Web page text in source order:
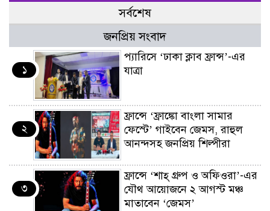
সর্বশেষ
জনপ্রিয় সংবাদ
১
প্যারিসে ‘ঢাকা ক্লাব ফ্রান্স’-এর
যাত্রা
২
ফ্রান্সে ‘ফ্রাঙ্কো বাংলা সামার
ফেস্টে’ গাইবেন জেমস, রাহুল
আনন্দসহ জনপ্রিয় শিল্পীরা
৩
ফ্রান্সে ‘শাহ্ গ্রুপ ও অফিওরা’-এর
যৌথ আয়োজনে ২ আগস্ট মঞ্চ
মাতাবেন ‘জেমস’